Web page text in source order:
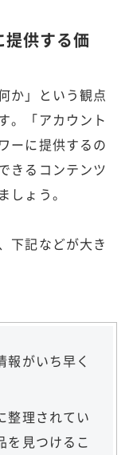
供する価
か」という観点
。「アカウント
ーに提供するの
きるコンテンツ
しょう。
下記などが大き
がいち早く
整理されてい
を見つけるこ